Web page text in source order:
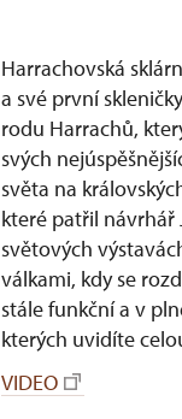
Harrachovská
a své první
rodu Harrachů,
svých
světa na
které patřil návrhář
světových
válkami, kdy se
stále funkční a v
kterých uvidíte
VIDEO